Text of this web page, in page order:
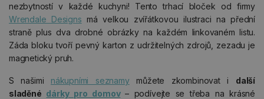
nezbytností v každé kuchyni! Tento trhací bloček od firmy
Wrendale Designs má velkou zvířátkovou ilustraci na přední
straně plus dva drobné obrázky na každém linkovaném listu.
Záda bloku tvoří pevný karton z udržitelných zdrojů, zezadu je
magnetický pruh.
S našimi nákupními seznamymůžete zkombinovat i další
sladěné dárky pro domov – podívejte se třeba na krásné